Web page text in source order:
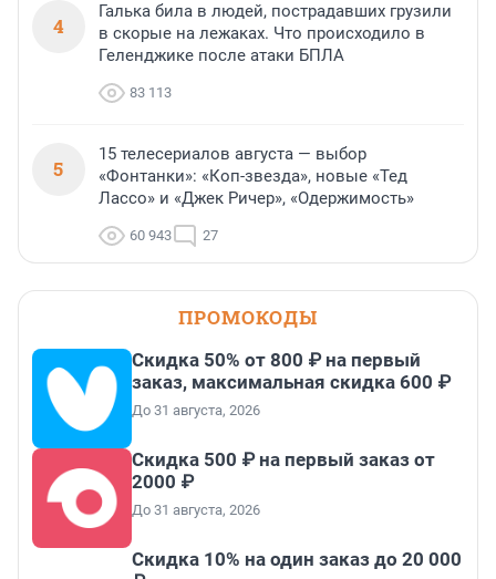
4
Галька била в людей, пострадавших грузили
в скорые на лежаках. Что происходило в
Геленджике после атаки БПЛА
83 113
5
15 телесериалов августа — выбор
«Фонтанки»: «Коп-звезда», новые «Тед
Лассо» и «Джек Ричер», «Одержимость»
60 943 27
ПРОМОКОДЫ
Скидка 50% от 800 ₽ на первый
заказ, максимальная скидка 600 ₽
До 31 августа, 2026
Скидка 500 ₽ на первый заказ от
2000 ₽
До 31 августа, 2026
Скидка 10% на один заказ до 20 000